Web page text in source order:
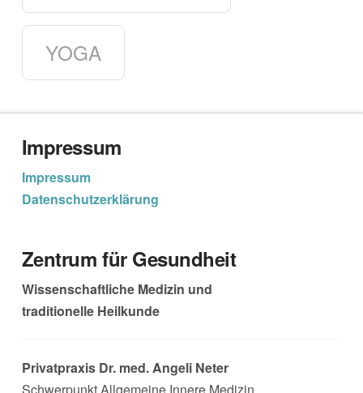
YOGA
Impressum
Impressum
Datenschutzerklärung
Zentrum für Gesundheit
Wissenschaftliche Medizin und
traditionelle Heilkunde
Privatpraxis Dr. med. Angeli Neter